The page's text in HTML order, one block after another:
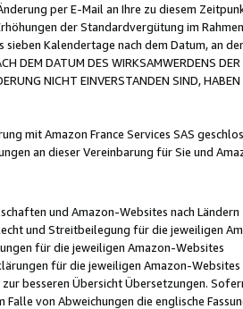
per E-Mail an Ihre zu diesem
der Standardvergütung im
Kalendertage nach dem Datum, an
DEM DATUM DES WIRKSAMWERDENS
NICHT EINVERSTANDEN SIND,
mit Amazon France Services SAS
an dieser Vereinbarung für Sie und
und Amazon-Websites nach Ländern
und Streitbeilegung für die jeweiligen
für die jeweiligen Amazon-Websites
für die jeweiligen Amazon-Websites
besseren Übersicht Übersetzungen.
von Abweichungen die englische